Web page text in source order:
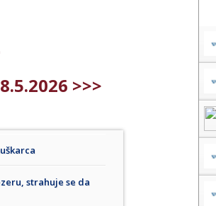
>>>
strahuje se da